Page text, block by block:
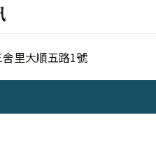
里大順五路1號